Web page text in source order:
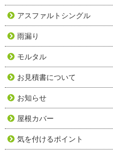
アスファルトシングル
雨漏り
モルタル
お見積書について
お知らせ
屋根カバー
気を付けるポイント